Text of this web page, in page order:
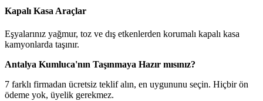
Kapalı Kasa Araçlar
Eşyalarınız yağmur, toz ve dış etkenlerden korumalı kapalı kasa
kamyonlarda taşınır.
Antalya Kumluca'nın Taşınmaya Hazır mısınız?
7 farklı firmadan ücretsiz teklif alın, en uygununu seçin. Hiçbir ön
ödeme yok, üyelik gerekmez.